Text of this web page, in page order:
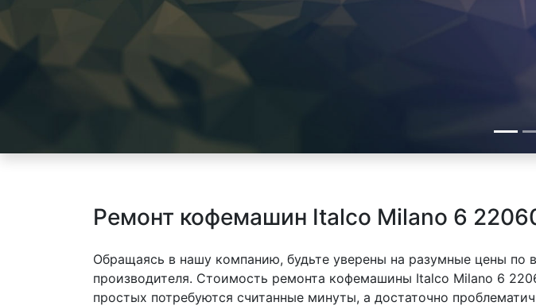
Ремонт кофемашин Italco Milano 6
Обращаясь в нашу компанию, будьте уверены на разумные цены по
производителя. Стоимость ремонта кофемашины Italco Milano 6
простых потребуются считанные минуты, а достаточно